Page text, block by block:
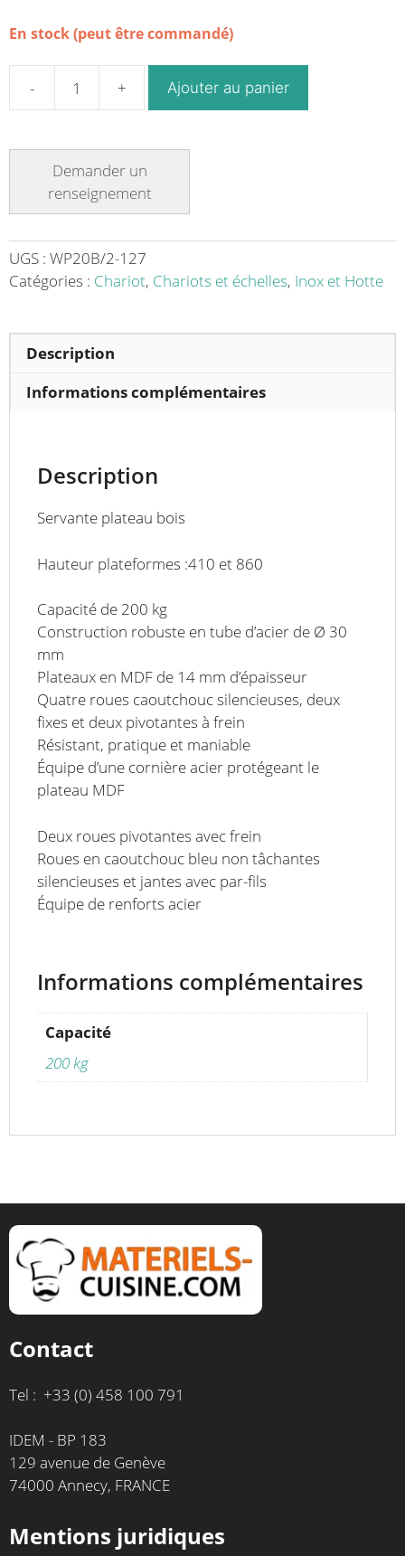
En stock (peut être commandé)
quantité
plateau
bois
200
2
dimensions
Ajouter au panier
UGS : WP20B/2-127
Catégories : Chariot, Chariots et échelles, Inox et Hotte
Description
Informations complémentaires
Description
Servante plateau bois
Hauteur plateformes :410 et 860
Capacité de 200 kg
Construction robuste en tube d’acier de Ø 30
mm
Plateaux en MDF de 14 mm d’épaisseur
Quatre roues caoutchouc silencieuses, deux
fixes et deux pivotantes à frein
Résistant, pratique et maniable
Équipe d’une cornière acier protégeant le
plateau MDF
Deux roues pivotantes avec frein
Roues en caoutchouc bleu non tâchantes
silencieuses et jantes avec par-fils
Équipe de renforts acier
Informations complémentaires
Capacité
200 kg
Contact
Tel : +33 (0) 458 100 791
IDEM - BP 183
129 avenue de Genève
74000 Annecy, FRANCE
Mentions juridiques